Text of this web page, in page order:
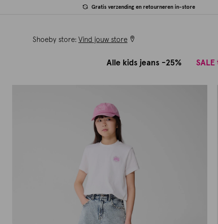
Gratis verzending en retourneren in-store
Shoeby store: Vind jouw store
Alle kids jeans -25%